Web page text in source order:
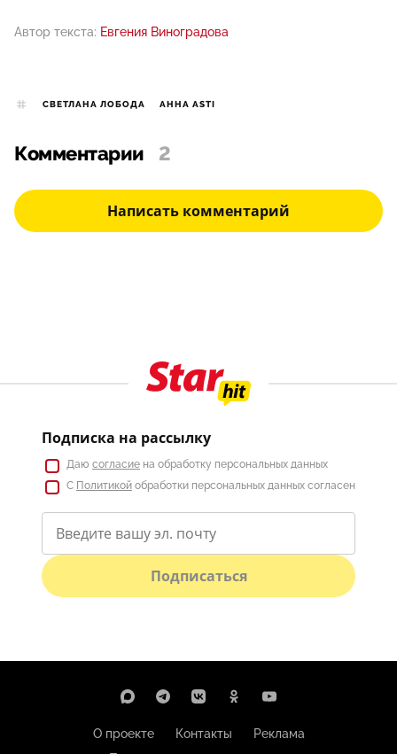
Автор текста: Евгения Виноградова
СВЕТЛАНА ЛОБОДА АННА ASTI
Комментарии 2
Написать комментарий
Подписка на рассылку
Даю согласие на обработку персональных данных
С Политикой обработки персональных данных согласен
Подписаться
О проекте Контакты
Реклама